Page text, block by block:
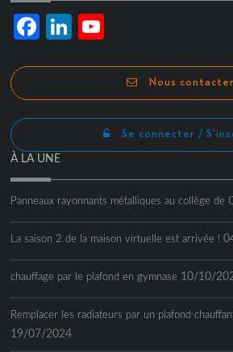
FacebookLinkedIn
Nous contacter
Se connecter /
À LA UNE
Panneaux rayonnants métalliques au collège de
La saison 2 de la maison virtuelle est arrivée !
chauffage par le plafond en gymnase 10/10/
Remplacer les radiateurs par un plafond
19/07/2024